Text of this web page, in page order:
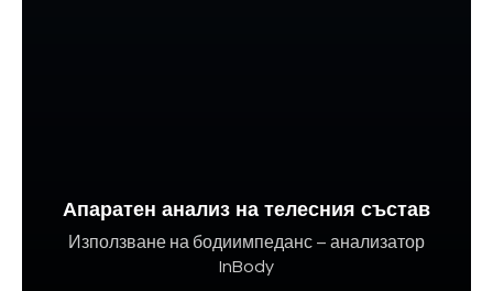
Апаратен анализ на телесния състав
Използване на бодиимпеданс – анализатор
InBody